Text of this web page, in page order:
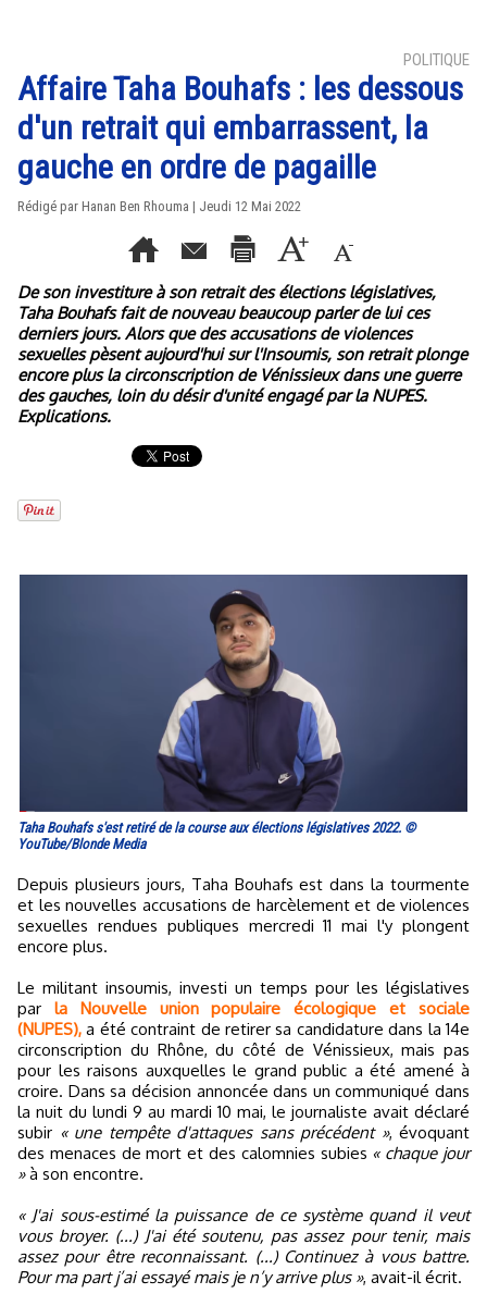
POLITIQUE
Affaire Taha Bouhafs : les dessous
d'un retrait qui embarrassent, la
gauche en ordre de pagaille
Rédigé par Hanan Ben Rhouma | Jeudi 12 Mai 2022
De son investiture à son retrait des élections législatives,
Taha Bouhafs fait de nouveau beaucoup parler de lui ces
derniers jours. Alors que des accusations de violences
sexuelles pèsent aujourd'hui sur l'Insoumis, son retrait plonge
encore plus la circonscription de Vénissieux dans une guerre
des gauches, loin du désir d'unité engagé par la NUPES.
Explications.
Taha Bouhafs s'est retiré de la course aux élections législatives 2022. ©
YouTube/Blonde Media
Depuis plusieurs jours, Taha Bouhafs est dans la tourmente
et les nouvelles accusations de harcèlement et de violences
sexuelles rendues publiques mercredi 11 mai l'y plongent
encore plus.
Le militant insoumis, investi un temps pour les législatives
par la Nouvelle union populaire écologique et sociale
(NUPES), a été contraint de retirer sa candidature dans la 14e
circonscription du Rhône, du côté de Vénissieux, mais pas
pour les raisons auxquelles le grand public a été amené à
croire. Dans sa décision annoncée dans un communiqué dans
la nuit du lundi 9 au mardi 10 mai, le journaliste avait déclaré
subir « une tempête d'attaques sans précédent », évoquant
des menaces de mort et des calomnies subies « chaque jour
»à son encontre.
« J'ai sous-estimé la puissance de ce système quand il veut
vous broyer. (...) J'ai été soutenu, pas assez pour tenir, mais
assez pour être reconnaissant. (...) Continuez à vous battre.
Pour ma part j’ai essayé mais je n’y arrive plus », avait-il écrit.